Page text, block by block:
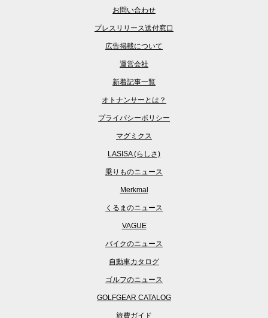
お問い合わせ
プレスリリース送付窓口
広告掲載について
運営会社
新着記事一覧
オトナンサーとは？
プライバシーポリシー
マグミクス
LASISA (らしさ)
乗りものニュース
Merkmal
くるまのニュース
VAGUE
バイクのニュース
自動車カタログ
ゴルフのニュース
GOLFGEAR CATALOG
旅費ガイド